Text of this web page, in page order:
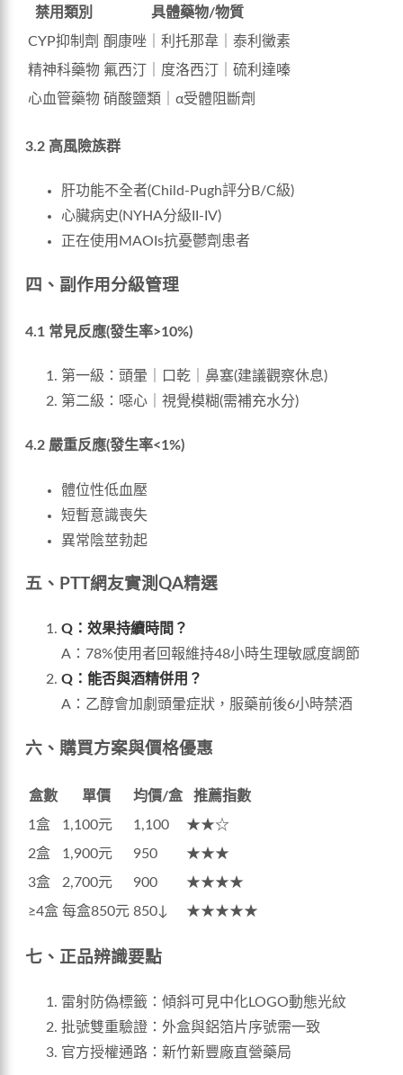
禁用類別
具體藥物/物質
CYP抑制劑 酮康唑｜利托那韋｜泰利黴素
精神科藥物 氟西汀｜度洛西汀｜硫利達嗪
心血管藥物 硝酸鹽類｜α受體阻斷劑
3.2 高風險族群
肝功能不全者(Child-Pugh評分B/C級)
心臟病史(NYHA分級II-IV)
正在使用MAOIs抗憂鬱劑患者
四、副作用分級管理
4.1 常見反應(發生率>10%)
第一級：頭暈｜口乾｜鼻塞(建議觀察休息)
第二級：噁心｜視覺模糊(需補充水分)
4.2 嚴重反應(發生率<1%)
體位性低血壓
短暫意識喪失
異常陰莖勃起
五、PTT網友實測QA精選
Q：效果持續時間？
A：78%使用者回報維持48小時生理敏感度調節
Q：能否與酒精併用？
A：乙醇會加劇頭暈症狀，服藥前後6小時禁酒
六、購買方案與價格優惠
盒數 單價 均價/盒
推薦指數
1盒
1,100元 1,100
★★☆
2盒
1,900元 950
★★★
3盒
2,700元 900
★★★★
≥4盒 每盒850元 850↓ ★★★★★
七、正品辨識要點
雷射防偽標籤：傾斜可見中化LOGO動態光紋
批號雙重驗證：外盒與鋁箔片序號需一致
官方授權通路：新竹新豐廠直營藥局